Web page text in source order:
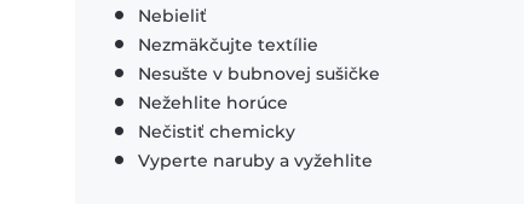
Nebieliť
Nezmäkčujte textílie
Nesušte v bubnovej sušičke
Nežehlite horúce
Nečistiť chemicky
Vyperte naruby a vyžehlite